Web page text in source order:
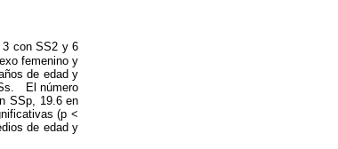
3 con SS2 y 6
femenino y
de edad y
El número
SSp, 19.6 en
(p <
de edad y